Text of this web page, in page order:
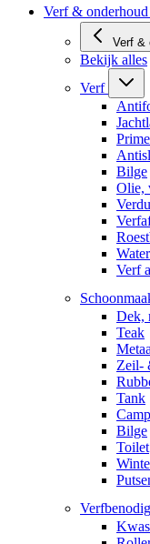
Verf & onderhoud
Verf &
Bekijk alles
Verf
Bilge
Olie,
Verf
Dek,
Teak
Zeil-
Tank
Bilge
Toilet